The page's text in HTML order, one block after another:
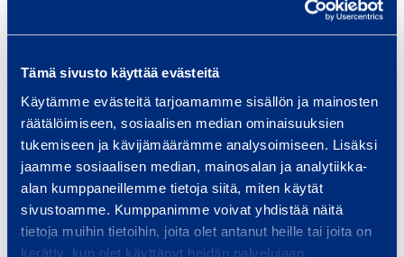
Tämä sivusto käyttää evästeitä
Käytämme evästeitä tarjoamamme sisällön ja mainosten
räätälöimiseen, sosiaalisen median ominaisuuksien
tukemiseen ja kävijämäärämme analysoimiseen. Lisäksi
jaamme sosiaalisen median, mainosalan ja analytiikka-
alan kumppaneillemme tietoja siitä, miten käytät
sivustoamme. Kumppanimme voivat yhdistää näitä
tietoja muihin tietoihin, joita olet antanut heille tai joita on
kerätty, kun olet käyttänyt heidän palvelujaan.
t
l
b
o
d
D
Stålbod D2
CONTAINEX 2028NO1LW